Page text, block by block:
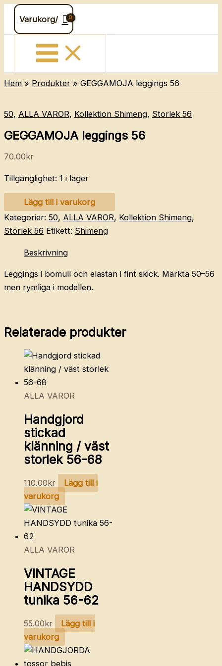
Hoppa
innehåll
Varukorg/
Hem Produkter GEGGAMOJA leggings 56
50, ALLA VAROR, Kollektion Shimeng, Storlek 56
GEGGAMOJA leggings 56
70.00kr
Tillgänglighet: 1 i lager
GEGGAMOJA
leggings
56
Lägg till i varukorg
Kategorier: 50, ALLA VAROR, Kollektion Shimeng,
Storlek 56 Etikett: Shimeng
Beskrivning
Leggings i bomull och elastan i fint skick. Märkta 50–56
men rymliga i modellen.
Relaterade produkter
ALLA VAROR
Handgjord
stickad
klänning / väst
storlek 56-68
110.00kr
Lägg till i
varukorg
ALLA VAROR
VINTAGE
HANDSYDD
tunika 56-62
55.00kr
Lägg till i
varukorg